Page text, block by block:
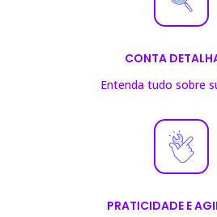
CONTA
Entenda tudo sobre
PRATICIDADE E